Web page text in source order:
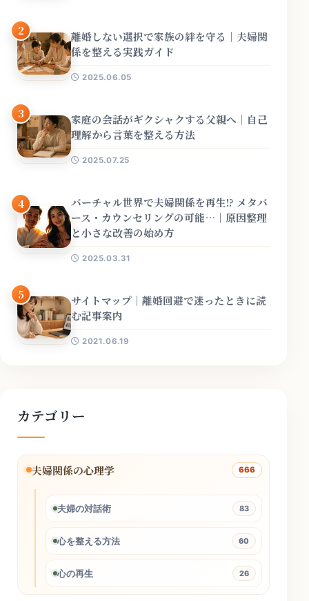
2
離婚しない選択で家族の絆を守る｜夫婦関
係を整える実践ガイド
2025.06.05
3
家庭の会話がギクシャクする父親へ｜自己
理解から言葉を整える方法
2025.07.25
4
バーチャル世界で夫婦関係を再生!? メタバ
ース・カウンセリングの可能…｜原因整理
と小さな改善の始め方
2025.03.31
5
サイトマップ｜離婚回避で迷ったときに読
む記事案内
2021.06.19
カテゴリー
夫婦関係の心理学 666
夫婦の対話術 83
心を整える方法 60
心の再生 26